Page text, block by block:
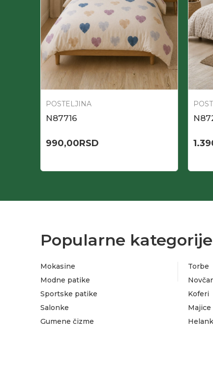
POSTELJINA
N87716
990,00RSD
Popularne kategorije
Mokasine
Modne patike
Sportske patike
Salonke
Gumene čizme
Torbe
Koferi
Majice